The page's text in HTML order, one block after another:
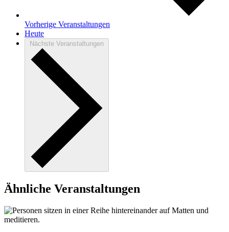
Vorherige Veranstaltungen
Heute
Nächste Veranstaltungen
Ähnliche Veranstaltungen